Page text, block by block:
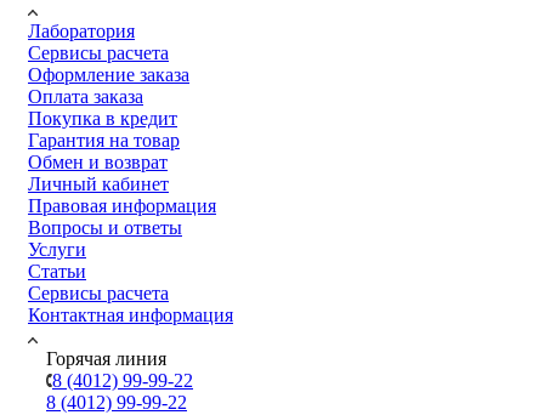
Лаборатория
Сервисы расчета
Оформление заказа
Оплата заказа
Покупка в кредит
Гарантия на товар
Обмен и возврат
Личный кабинет
Правовая информация
Вопросы и ответы
Услуги
Статьи
Сервисы расчета
Контактная информация
Горячая линия
8 (4012) 99-99-22
8 (4012) 99-99-22